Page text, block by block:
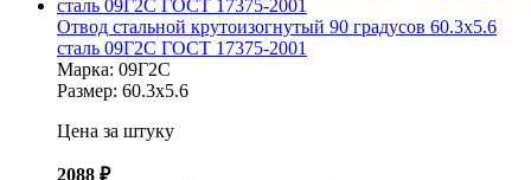
Отвод стальной крутоизогнутый 90 градусов 60.3х5.6
сталь 09Г2С ГОСТ 17375-2001
Марка: 09Г2С
Размер: 60.3х5.6
Цена за штуку
2088 ₽